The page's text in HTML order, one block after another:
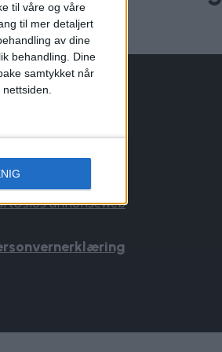
til våre og våre
til mer detaljert
av dine
behandling. Dine
samtykket når
45 40 32 80
annonseweb